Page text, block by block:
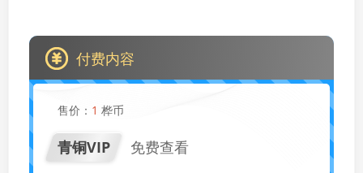
付费内容
售价： 1 桦币
青铜VIP 免费查看